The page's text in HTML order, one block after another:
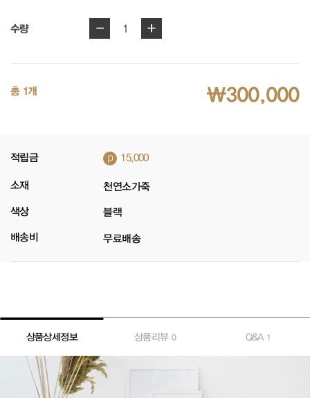
수량 - 1 +
총 1개 ₩300,000
적립금 p 15,000
소재 천연소가죽
색상 블랙
배송비 무료배송
상품상세정보 상품리뷰 0 Q&A 1